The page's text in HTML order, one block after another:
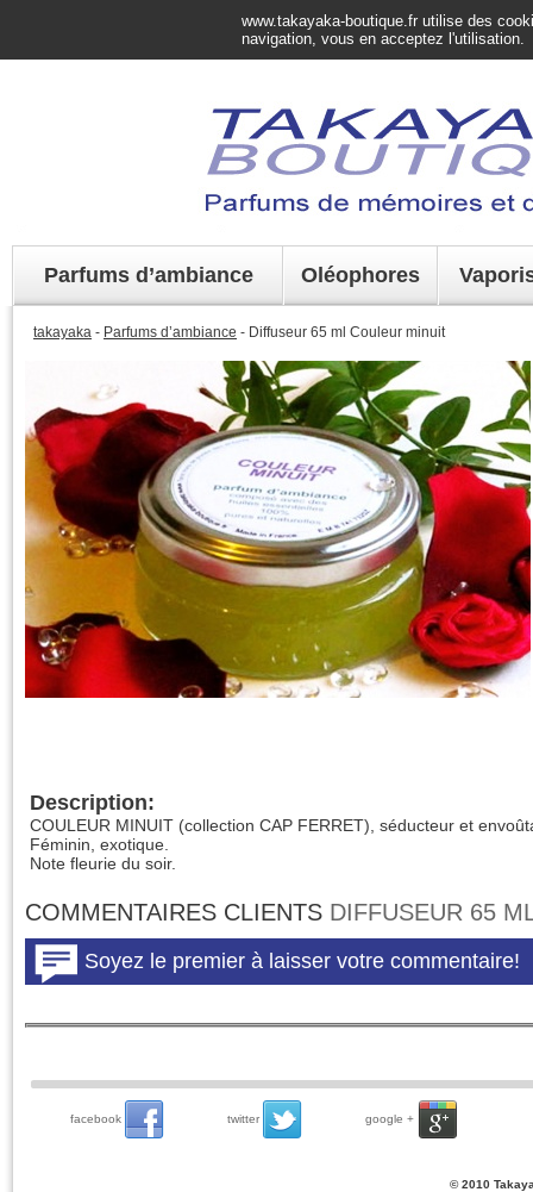
www.takayaka-boutique.fr utilise des
navigation, vous en acceptez l'utilisation.
Parfums d’ambiance Oléophores
takayaka - Parfums d’ambiance - Diffuseur 65 ml Couleur minuit
Description:
COULEUR MINUIT (collection CAP FERRET), séducteur et
Féminin, exotique.
Note fleurie du soir.
COMMENTAIRES CLIENTS DIFFUSEUR 65
facebook twitter google +
© 2010